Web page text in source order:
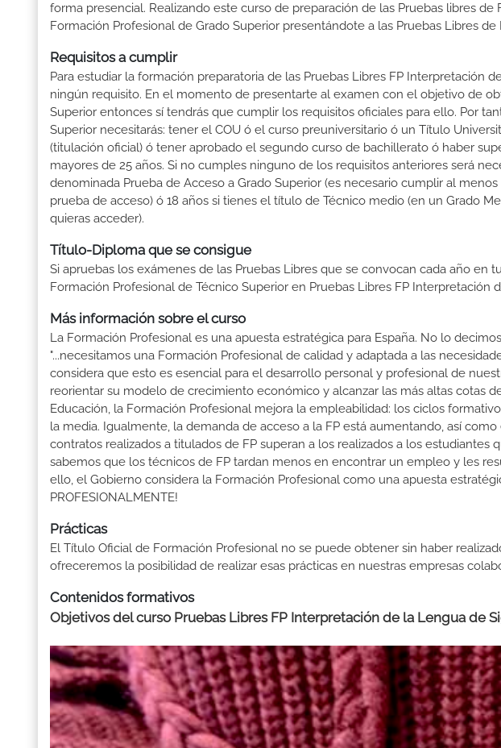
forma presencial. Realizando este curso de preparación de las Pruebas libres
Formación Profesional de Grado Superior presentándote a las Pruebas Libres
Requisitos a cumplir
Para estudiar la formación preparatoria de las Pruebas Libres FP Interpretación
ningún requisito. En el momento de presentarte al examen con el objetivo de
Superior entonces sí tendrás que cumplir los requisitos oficiales para ello. Por
Superior necesitarás: tener el COU ó el curso preuniversitario ó un Título
(titulación oficial) ó tener aprobado el segundo curso de bachillerato ó haber
mayores de 25 años. Si no cumples ninguno de los requisitos anteriores será
denominada Prueba de Acceso a Grado Superior (es necesario cumplir al
prueba de acceso) ó 18 años si tienes el título de Técnico medio (en un Grado
quieras acceder).
Título-Diploma que se consigue
Si apruebas los exámenes de las Pruebas Libres que se convocan cada año en
Formación Profesional de Técnico Superior en Pruebas Libres FP Interpretación
Más información sobre el curso
La Formación Profesional es una apuesta estratégica para España. No lo
"...necesitamos una Formación Profesional de calidad y adaptada a las
considera que esto es esencial para el desarrollo personal y profesional de
reorientar su modelo de crecimiento económico y alcanzar las más altas cotas
Educación, la Formación Profesional mejora la empleabilidad: los ciclos
la media. Igualmente, la demanda de acceso a la FP está aumentando, así
contratos realizados a titulados de FP superan a los realizados a los estudiantes
sabemos que los técnicos de FP tardan menos en encontrar un empleo y les
ello, el Gobierno considera la Formación Profesional como una apuesta
PROFESIONALMENTE!
Prácticas
El Título Oficial de Formación Profesional no se puede obtener sin haber
ofreceremos la posibilidad de realizar esas prácticas en nuestras empresas
Contenidos formativos
Objetivos del curso Pruebas Libres FP Interpretación de la Lengua de